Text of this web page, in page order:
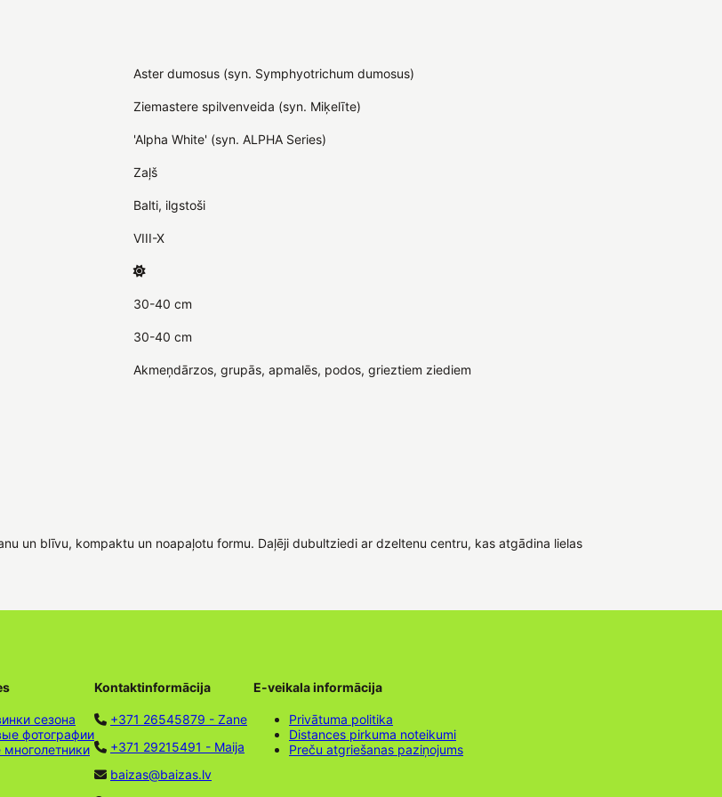
Aster dumosus (syn. Symphyotrichum dumosus)
Ziemastere spilvenveida (syn. Miķelīte)
'Alpha White' (syn. ALPHA Series)
Zaļš
Balti, ilgstoši
VIII-X
30-40 cm
30-40 cm
Akmeņdārzos, grupās, apmalēs, podos, grieztiem ziediem
un blīvu, kompaktu un noapaļotu formu. Daļēji dubultziedi ar dzeltenu centru, kas atgādina lielas
сезона
фотографии
многолетники
Kontaktinformācija
+371 26545879 - Zane
+371 29215491 - Maija
baizas@baizas.lv
E-veikala informācija
Privātuma politika
Distances pirkuma noteikumi
Preču atgriešanas paziņojums